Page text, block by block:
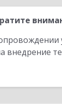
внедрение